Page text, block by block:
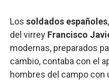
Los soldados españoles
del virrey Francisco
modernas, preparados
cambio, contaba con el
hombres del campo con